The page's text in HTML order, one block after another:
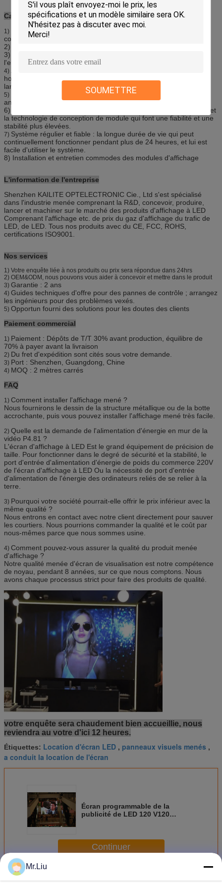
SOUMETTRE
Caractéristique
1)
La haute la vitesse de régénération, intenses luminosité et
contrasté qui font l'écran sans n'importe quel retard.
2) Économie d'énergie : bas courant électrique.
3) L'éclat peut être réglable pour répondre au besoin de changer
l'environnement.
4)
horizontaux et verticaux sont si larges qu'il convienne à horizontal
large.
5)
Protection de l'environnement, anti dissipation thermique
antipoussière et bonne statique, rentable.
6) Fiabilité élevée : utilisant la technologie de balayage distribuée et
la technologie de conception de module qui font une fiabilité et une
stabilité plus élevées.
7) Système régulier et fiable : la longue durée de vie qui peut
continuellement fonctionner pendant plus de 24 heures, et lui est
facile d'utiliser le système.
8) Installation et entretien commodes des modules d'affichage
L'information de l'entreprise
Shenzhen KAILITE OPTELECTRONIC Cie., Ltd s'est spécialisé
dans l'industrie menée comprenant la R&D, concevoir, produire,
lancer et machiner sur le marché des produits d'affichage à LED
Comprenant l'affichage etc. de prix du gaz d'affichage du trafic de
LED, de LED. Tous nos produits avec du CE, FCC, ROHS,
certifications ISO9001.
Nos services
1) Votre enquête liée à nos produits ou prix sera répondue dans 24hrs
2) OEM&ODM, nous pouvons vous aider à concevoir et mettre dans le produit
3) Garantie : 2 ans
4) Guides techniques d'offre pour des pannes de contrôle ; arrangez
les ingénieurs pour des problèmes vexés.
5) Opportun fourni des solutions pour les doutes des clients
Paiement commercial
1) Paiement : Dépôts de T/T 30% avant production, équilibre de
70% à payer avant la livraison
2) Du fret d'expédition sont cités sous votre demande.
3) Port : Shenzhen, Guangdong, Chine
4) MOQ : 2 mètres carrés
FAQ
1) Comment installer l'affichage mené ?
Nous fournirons le dessin de la structure métallique ou de la botte
accrochante, puis vous pouvez installer l'affichage mené très facile.
2) Quelle est la demande de l'alimentation d'énergie en mur de la
vidéo P4.81 ?
L'écran d'affichage à LED Est le grand équipement de précision de
taille. Pour fonctionner dans le degré de sécurité et la stabilité, le
port d'entrée d'alimentation d'énergie de poids du commerce 220V
de l'écran d'affichage à LED Ou la nécessité de port d'entrée
d'alimentation de l'énergie des ordinateurs reliés de se relier à la
terre.
3) Pourquoi votre société pourrait-elle offrir le prix inférieur avec la
même qualité ?
Nous entrons en contact avec notre client directement pour sauver
les courtiers. Nous pourrions commander la qualité et le coût par
nous-mêmes parce que nous sommes usine.
4) Comment pouvez-vous assurer la qualité du produit menée
d'affichage ?
Notre qualité menée d'écran de visualisation est notre compétence
de noyau, pendant 8 années, sur ce que nous comptons. Nous
avons chaque processus strict pour faire des produits de qualité.
votre enquête sera chaudement bien accueillie, nous
reviendra au votre d'ici 12 heures.
Étiquettes: Location d'écran LED , panneaux visuels menés ,
a conduit la location de l'écran
Écran programmable de la
publicité de LED 120 V120
Continuer
PlusÉcran d'intérieur de la location LED
Mr.Liu